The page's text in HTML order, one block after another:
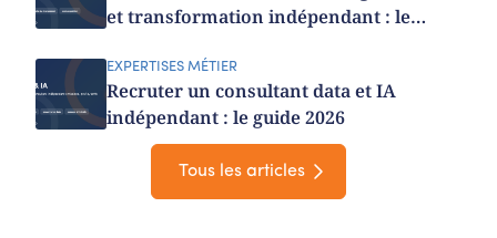
et transformation indépendant : le
EXPERTISES MÉTIER
Recruter un consultant data et IA
indépendant : le guide 2026
Tous les articles